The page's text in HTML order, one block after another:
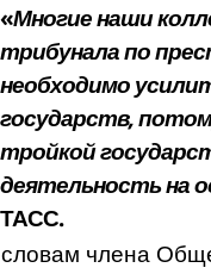
«Многие наши
трибунала по
необходимо
государств,
тройкой
деятельность на
ТАСС.
члена